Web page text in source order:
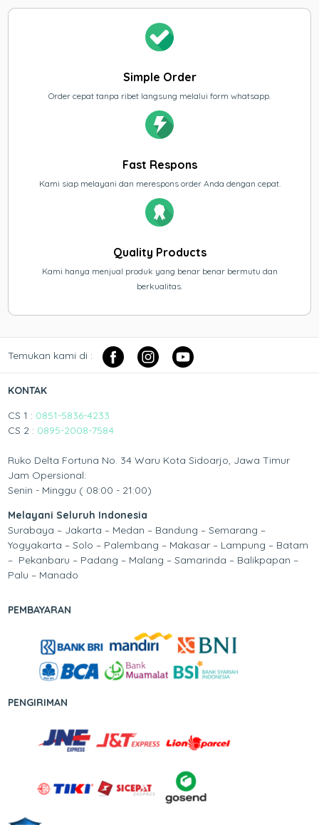
Simple Order
Order cepat tanpa ribet langsung melalui form whatsapp.
Fast Respons
Kami siap melayani dan merespons order Anda dengan cepat.
Quality Products
Kami hanya menjual produk yang benar benar bermutu dan
berkualitas.
Temukan kami di :
KONTAK
CS 1 : 0851-5836-4233
CS 2 : 0895-2008-7584
Ruko Delta Fortuna No. 34 Waru Kota Sidoarjo, Jawa Timur
Jam Opersional:
Senin - Minggu ( 08:00 - 21:00)
Melayani Seluruh Indonesia
Surabaya – Jakarta – Medan – Bandung – Semarang –
Yogyakarta – Solo – Palembang – Makasar – Lampung – Batam
– Pekanbaru – Padang – Malang – Samarinda – Balikpapan –
Palu – Manado
PEMBAYARAN
PENGIRIMAN